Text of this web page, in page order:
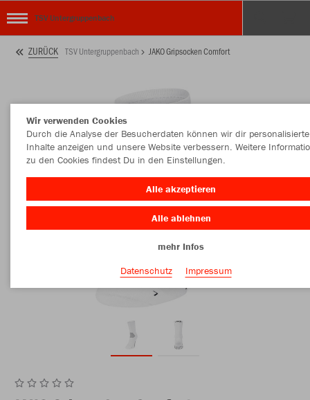
TSV Untergruppenbach
ZURÜCK TSV Untergruppenbach JAKO Gripsocken Comfort
Wir verwenden Cookies
Durch die Analyse der Besucherdaten können wir dir personalisierte
Inhalte anzeigen und unsere Website verbessern. Weitere
zu den Cookies findest Du in den Einstellungen.
Alle akzeptieren
Alle ablehnen
mehr Infos
Datenschutz
Impressum